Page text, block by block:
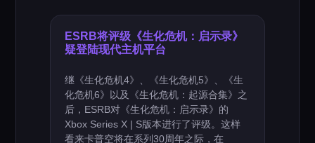
ESRB将评级《生化危机：启示录》
疑登陆现代主机平台
继《生化危机4》、《生化危机5》、《生
化危机6》以及《生化危机：起源合集》之
后，ESRB对《生化危机：启示录》的
Xbox Series X | S版本进行了评级。这样
看来卡普空将在系列30周年之际，在